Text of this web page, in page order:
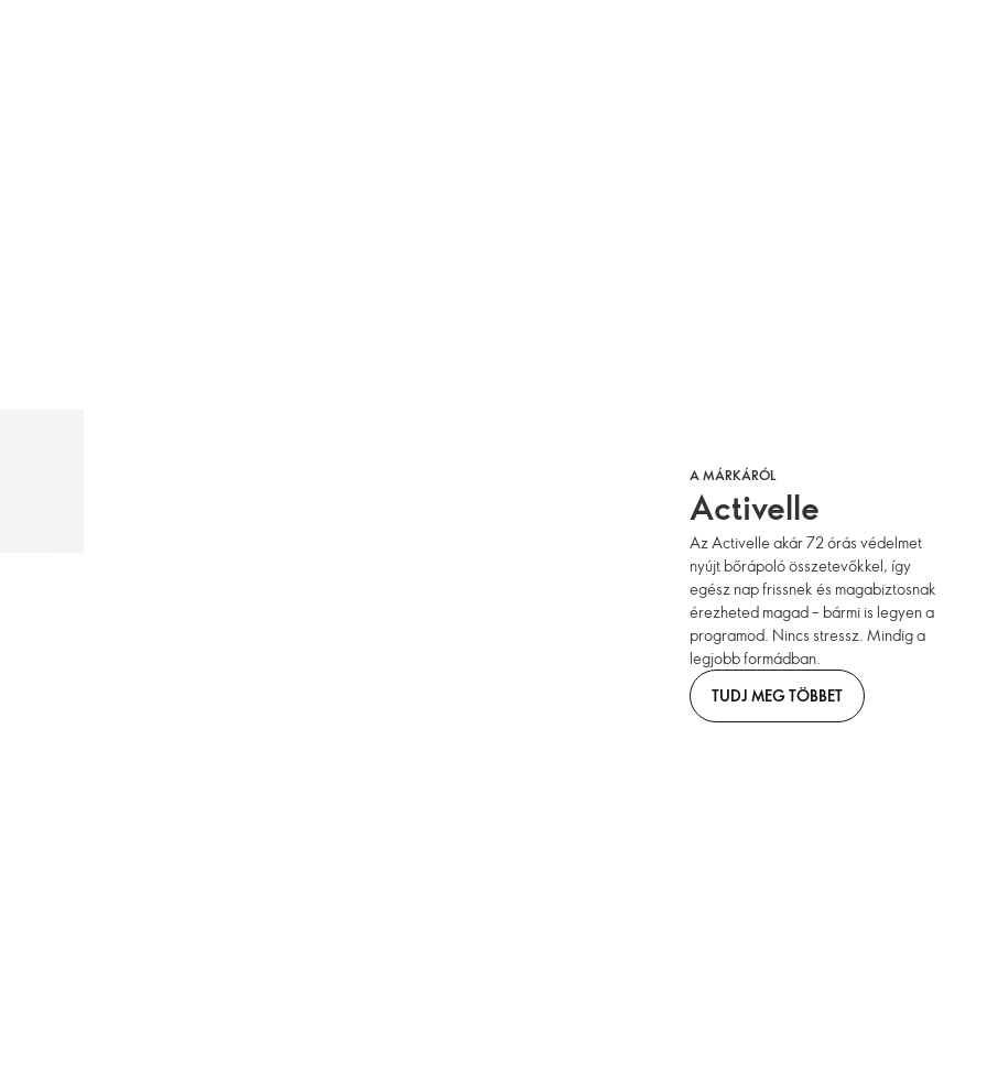
A MÁRKÁRÓL
Activelle
Az Activelle akár 72 órás védelmet
nyújt bőrápoló összetevőkkel, így
egész nap frissnek és magabiztosnak
érezheted magad – bármi is legyen a
programod. Nincs stressz. Mindig a
legjobb formádban.
TUDJ MEG TÖBBET